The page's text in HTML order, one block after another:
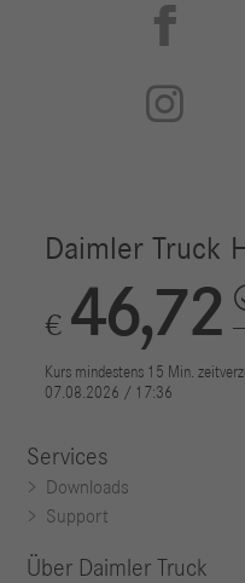


Services
Downloads
Support
Über Daimler Truck